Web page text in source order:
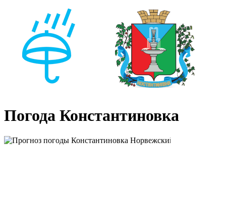
Погода Константиновка